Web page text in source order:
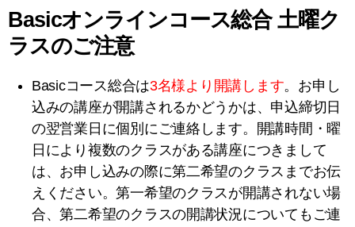
Basicオンラインコース総合 土曜ク
ラスのご注意
Basicコース総合は3名様より開講します。お申し
込みの講座が開講されるかどうかは、申込締切日
の翌営業日に個別にご連絡します。開講時間・曜
日により複数のクラスがある講座につきまして
は、お申し込みの際に第二希望のクラスまでお伝
えください。第一希望のクラスが開講されない場
合、第二希望のクラスの開講状況についてもご連